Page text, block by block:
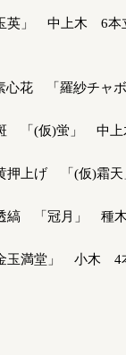
英」 中上木 6本
心花 「羅紗チャ
「(仮)蛍」 中
押上げ 「(仮)霜
縞 「冠月」 種
玉満堂」 小木 4